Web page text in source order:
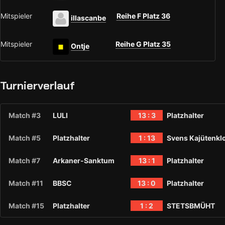
Mitspieler illascanbe Reihe F Platz 36
Mitspieler Ontje Reihe G Platz 35
Turnierverlauf
Match #3 LULI 13 : 3 Platzhalter
Match #5 Platzhalter 1 : 13 Svens
Match #7 Arkaner-Sanktum 13 : 1 Platzhalter
Match #11 BBSC 13 : 0 Platzhalter
Match #15 Platzhalter 1 : 2 STETSBMÜHT